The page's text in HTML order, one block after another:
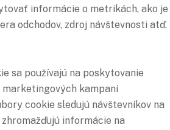
informácie o metrikách, ako je
odchodov, zdroj návštevnosti atď.
sa používajú na poskytovanie
kampaní
cookie sledujú návštevníkov na
informácie na